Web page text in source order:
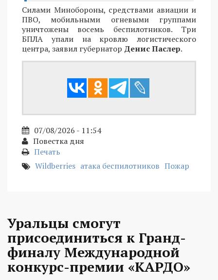
Силами Минобороны, средствами авиации и
ПВО, мобильными огневыми группами
уничтожены восемь беспилотников. Три
БПЛА упали на кровлю логистического
центра, заявил губернатор Денис Паслер.
07/08/2026 - 11:54
Повестка дня
Печать
Wildberries атака беспилотников Пожар
Уральцы смогут
присоединиться к Гранд-
финалу Международной
конкурс-премии «КАРДО»